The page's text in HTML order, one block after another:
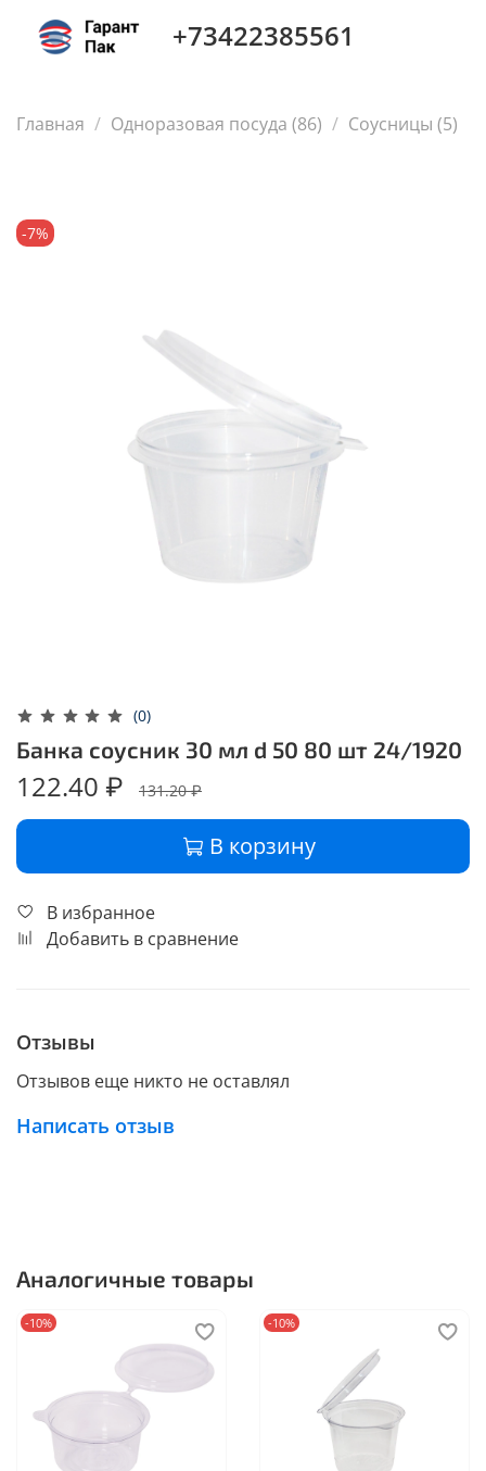
+73422385561
Главная Одноразовая посуда (86) Соусницы (5)
-7%
(0)
Банка соусник 30 мл d 50 80 шт 24/1920
122.40 ₽ 131.20 ₽
В корзину
В избранное
Добавить в сравнение
Отзывы
Отзывов еще никто не оставлял
Написать отзыв
Аналогичные товары
-10% -10%